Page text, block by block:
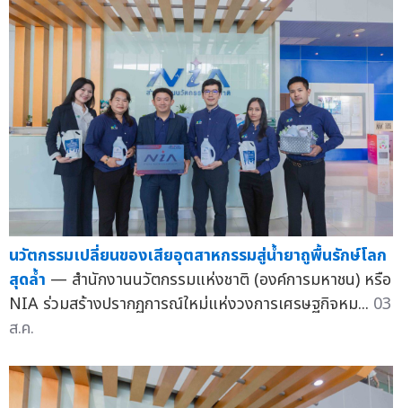
นวัตกรรมเปลี่ยนของเสียอุตสาหกรรมสู่น้ำยาถูพื้นรักษ์โลก
สุดล้ำ — สำนักงานนวัตกรรมแห่งชาติ (องค์การมหาชน) หรือ
NIA ร่วมสร้างปรากฏการณ์ใหม่แห่งวงการเศรษฐกิจหม... 03
ส.ค.